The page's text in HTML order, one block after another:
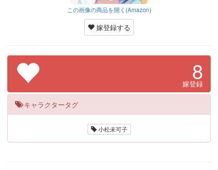
この画像の商品を開く(Amazon)
嫁登録する
8
嫁登録
キャラクタータグ
小松未可子